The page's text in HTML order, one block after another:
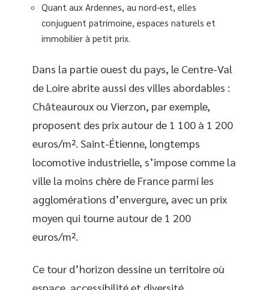
Quant aux Ardennes, au nord-est, elles
conjuguent patrimoine, espaces naturels et
immobilier à petit prix.
Dans la partie ouest du pays, le Centre-Val
de Loire abrite aussi des villes abordables :
Châteauroux ou Vierzon, par exemple,
proposent des prix autour de 1 100 à 1 200
euros/m². Saint-Étienne, longtemps
locomotive industrielle, s’impose comme la
ville la moins chère de France parmi les
agglomérations d’envergure, avec un prix
moyen qui tourne autour de 1 200
euros/m².
Ce tour d’horizon dessine un territoire où
espace, accessibilité et diversité